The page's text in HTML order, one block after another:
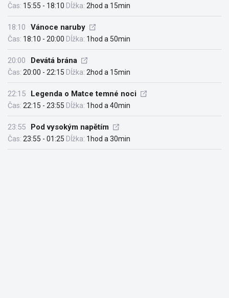
Čas: 15:55 - 18:10 Dĺžka: 2hod a 15min
18:10 Vánoce naruby
Čas: 18:10 - 20:00 Dĺžka: 1hod a 50min
20:00 Devátá brána
Čas: 20:00 - 22:15 Dĺžka: 2hod a 15min
22:15 Legenda o Matce temné noci
Čas: 22:15 - 23:55 Dĺžka: 1hod a 40min
23:55 Pod vysokým napětím
Čas: 23:55 - 01:25 Dĺžka: 1hod a 30min